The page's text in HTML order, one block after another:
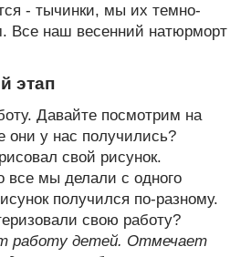
- тычинки, мы их темно-
Все наш весенний натюрморт
этап
Давайте посмотрим на
они у нас получились?
свой рисунок.
все мы делали с одного
получился по-разному.
свою работу?
работу детей. Отмечает